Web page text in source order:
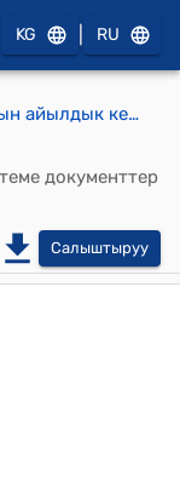
KG RU
Суу-Башы айыл аймагынын айылдык кеңешинин 2023-жылдын 26-декабрындагы №102 "Суу-Башы айыл өкмөтүнүн башчысы К.Дыйкановдун 2023-жыл ичинде аткарган иштери жөнүндө" токтому
документтер
Салыштыруу